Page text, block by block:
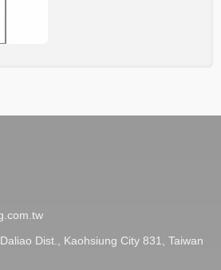
Dist., Kaohsiung City 831, Taiwan